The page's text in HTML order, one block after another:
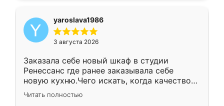
yaroslava1986
3 августа 2026
Заказала себе новый шкаф в студии
Ренессанс где ранее заказывала себе
новую кухню.Чего искать, когда качеством
вполне довольна. Служит кухня уже почти
два года, нареканий нет.
Читать полностью